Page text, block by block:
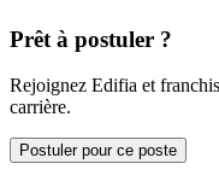
Prêt à postuler ?
Rejoignez Edifia et
carrière.
Postuler pour ce poste